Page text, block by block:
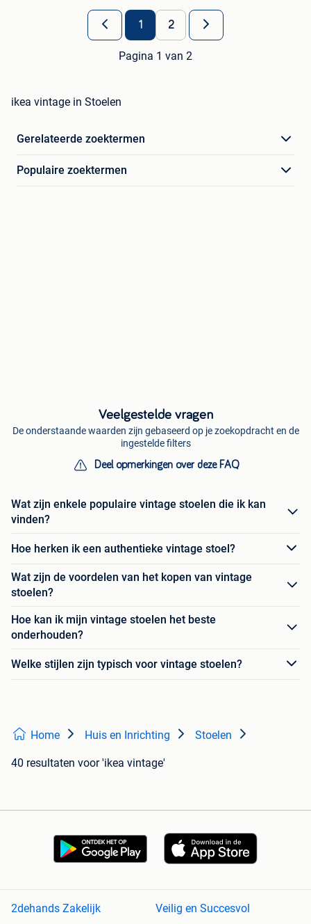
1 2
Pagina 1 van 2
ikea vintage in Stoelen
Gerelateerde zoektermen
Populaire zoektermen
Veelgestelde vragen
De onderstaande waarden zijn gebaseerd op je zoekopdracht en de
ingestelde filters
Deel opmerkingen over deze FAQ
Wat zijn enkele populaire vintage stoelen die ik kan
vinden?
Hoe herken ik een authentieke vintage stoel?
Wat zijn de voordelen van het kopen van vintage
stoelen?
Hoe kan ik mijn vintage stoelen het beste
onderhouden?
Welke stijlen zijn typisch voor vintage stoelen?
Home Huis en Inrichting Stoelen
40 resultaten voor 'ikea vintage'
2dehands Zakelijk Veilig en Succesvol